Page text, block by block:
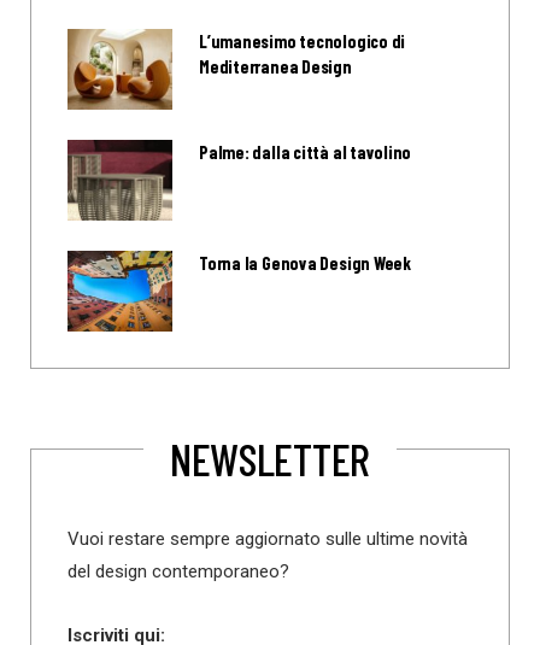
L’umanesimo tecnologico di
Mediterranea Design
Palme: dalla città al tavolino
Torna la Genova Design Week
NEWSLETTER
Vuoi restare sempre aggiornato sulle ultime novità
del design contemporaneo?
Iscriviti qui: